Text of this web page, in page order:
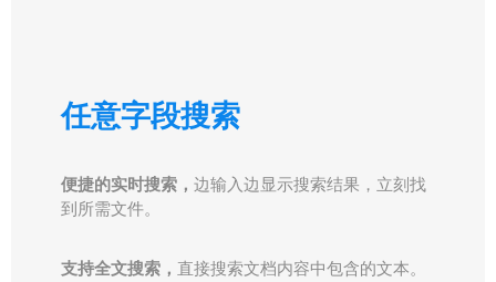
任意字段搜索
便捷的实时搜索， 边输入边显示搜索结果，立刻找
到所需文件。
支持全文搜索， 直接搜索文档内容中包含的文本。